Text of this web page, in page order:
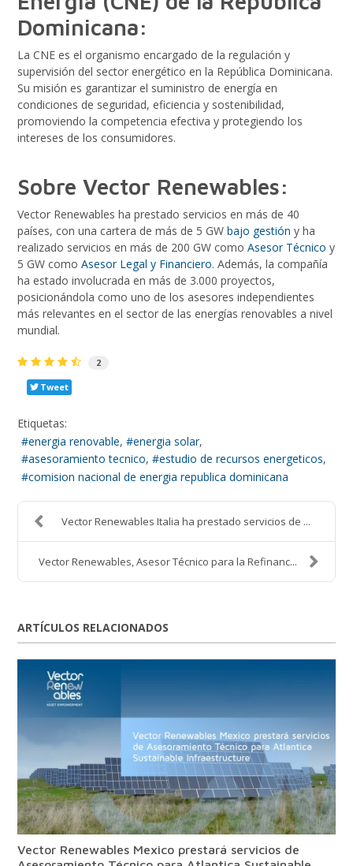
Dominicana:
La CNE es el organismo encargado de la regulación y
supervisión del sector energético en la República Dominicana.
Su misión es garantizar el suministro de energía en
condiciones de seguridad, eficiencia y sostenibilidad,
promoviendo la competencia efectiva y protegiendo los
intereses de los consumidores.
Sobre Vector Renewables:
Vector Renewables ha prestado servicios en más de 40
países, con una cartera de más de 5 GWbajo gestión y ha
realizado servicios en más de 200 GW comoAsesor Técnico y
5 GW comoAsesor Legal y Financiero. Además, la compañía
ha estado involucrada en más de 3.000 proyectos,
posicionándola como uno de los asesores independientes
más relevantes en el sector de las energías renovables a nivel
mundial.
2
Tweet
Etiquetas:
energia renovable
energia solar
asesoramiento tecnico
estudio de recursos energeticos
comision nacional de energia republica dominicana
Vector Renewables Italia ha prestado servicios de ...
Vector Renewables, Asesor Técnico para la Refinanc...
ARTÍCULOS RELACIONADOS
Vector Renewables Mexico prestará servicios de